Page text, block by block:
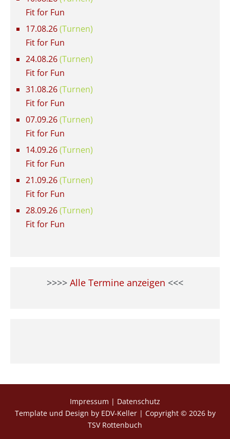
Fit for Fun
17.08.26(Turnen)
Fit for Fun
24.08.26(Turnen)
Fit for Fun
31.08.26(Turnen)
Fit for Fun
07.09.26(Turnen)
Fit for Fun
14.09.26(Turnen)
Fit for Fun
21.09.26(Turnen)
Fit for Fun
28.09.26(Turnen)
Fit for Fun
>>>> Alle Termine anzeigen <<<
Impressum | Datenschutz
Template und Design by EDV-Keller| Copyright © 2026 by
TSV Rottenbuch